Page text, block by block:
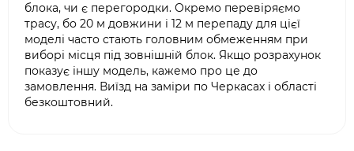
блока, чи є перегородки. Окремо перевіряємо
трасу, бо 20 м довжини і 12 м перепаду для цієї
моделі часто стають головним обмеженням при
виборі місця під зовнішній блок. Якщо розрахунок
показує іншу модель, кажемо про це до
замовлення. Виїзд на заміри по Черкасах і області
безкоштовний.